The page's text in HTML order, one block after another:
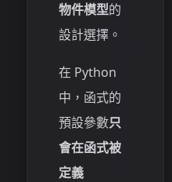
物件模型的
設計選擇。
在 Python
中，函式的
預設參數只
會在函式被
定義